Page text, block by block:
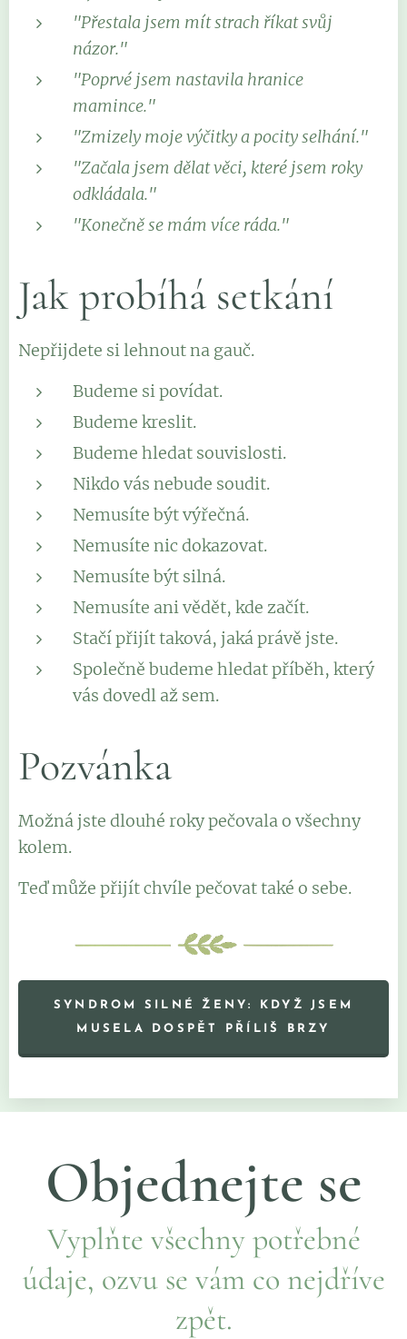
"Přestala jsem mít strach říkat svůj
názor."
"Poprvé jsem nastavila hranice
mamince."
"Zmizely moje výčitky a pocity selhání."
"Začala jsem dělat věci, které jsem roky
odkládala."
"Konečně se mám více ráda."
Jak probíhá setkání
Nepřijdete si lehnout na gauč.
Budeme si povídat.
Budeme kreslit.
Budeme hledat souvislosti.
Nikdo vás nebude soudit.
Nemusíte být výřečná.
Nemusíte nic dokazovat.
Nemusíte být silná.
Nemusíte ani vědět, kde začít.
Stačí přijít taková, jaká právě jste.
Společně budeme hledat příběh, který
vás dovedl až sem.
Pozvánka
Možná jste dlouhé roky pečovala o všechny
kolem.
Teď může přijít chvíle pečovat také o sebe.
SYNDROM SILNÉ ŽENY: KDYŽ JSEM
MUSELA DOSPĚT PŘÍLIŠ BRZY
Objednejte se
Vyplňte všechny potřebné
údaje, ozvu se vám co nejdříve
zpět.